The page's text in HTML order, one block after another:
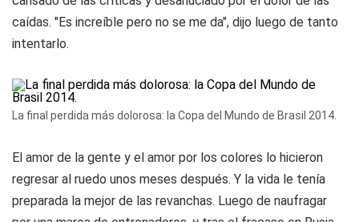
caídas. "Es increíble pero no se me da", dijo luego de tanto
intentarlo.
La final perdida más dolorosa: la Copa del Mundo de Brasil 2014.
El amor de la gente y el amor por los colores lo hicieron
regresar al ruedo unos meses después. Y la vida le tenía
preparada la mejor de las revanchas. Luego de naufragar